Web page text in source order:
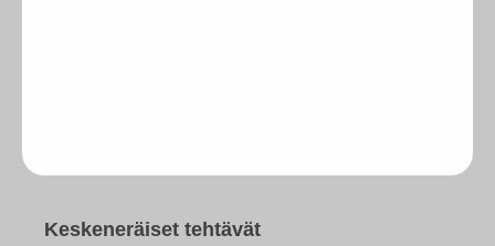
Keskeneräiset tehtävät